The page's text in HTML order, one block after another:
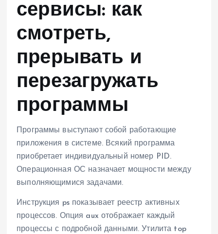
сервисы: как
смотреть,
прерывать и
перезагружать
программы
Программы выступают собой работающие
приложения в системе. Всякий программа
приобретает индивидуальный номер PID.
Операционная ОС назначает мощности между
выполняющимися задачами.
Инструкция ps показывает реестр активных
процессов. Опция aux отображает каждый
процессы с подробной данными. Утилита top